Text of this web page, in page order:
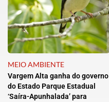
MEIO AMBIENTE
Vargem Alta ganha do governo
do Estado Parque Estadual
‘Saíra-Apunhalada’ para